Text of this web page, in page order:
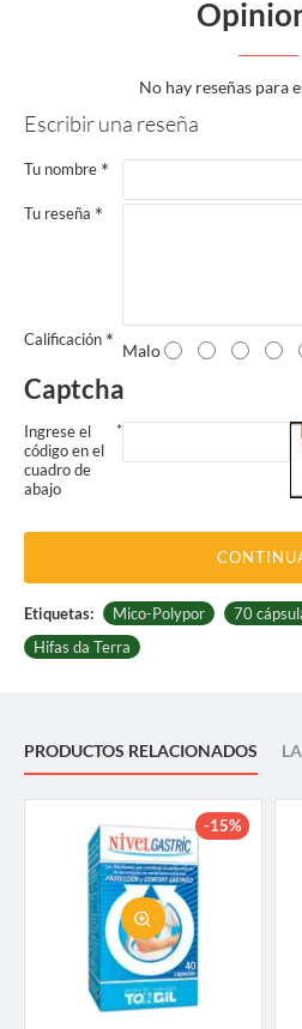
No hay reseñas para
Escribir una reseña
Tu nombre
Tu reseña
Calificación
Malo
Captcha
Ingrese el
código en el
cuadro de
abajo
Etiquetas: Mico-Polypor 70
Hifas da Terra
PRODUCTOS RELACIONADOS
-15%